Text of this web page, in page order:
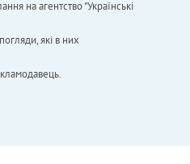
на агентство "Українськi
які в них